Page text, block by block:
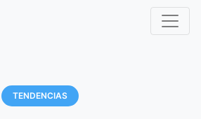
características
TENDENCIAS